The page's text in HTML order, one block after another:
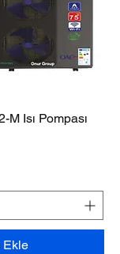
Isı Pompası
Ekle